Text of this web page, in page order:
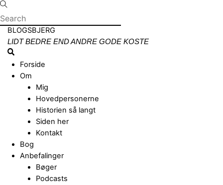
Skip
to
content
Menu
BLOGSBJERG
LIDT BEDRE END ANDRE GODE KOSTE
Search
Forside
Om
Mig
Hovedpersonerne
Historien så langt
Siden her
Kontakt
Bog
Anbefalinger
Bøger
Podcasts